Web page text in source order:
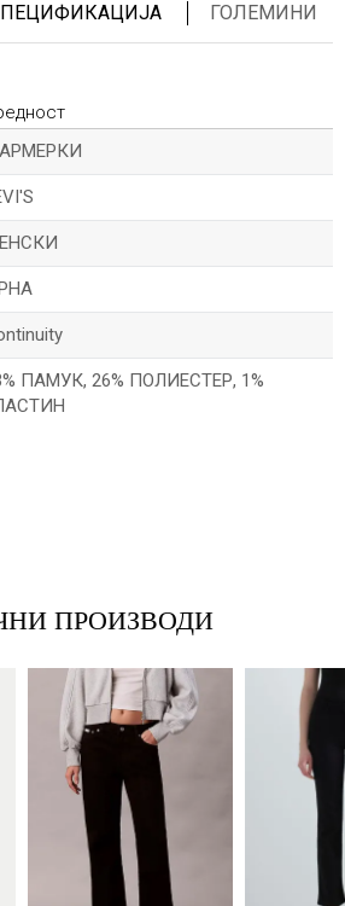
ГОЛЕМИНИ
ПАМУК, 26% ПОЛИЕСТЕР, 1%
колку е 4 + 1 :
ПРОИЗВОДИ